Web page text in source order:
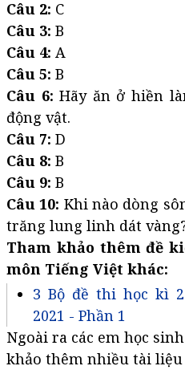
Câu 2: C
Câu 3: B
Câu 4: A
Câu 5: B
Câu 6: Hãy ăn ở hiền
động vật.
Câu 7: D
Câu 8: B
Câu 9: B
Câu 10: Khi nào dòng
trăng lung linh dát
Tham khảo thêm đề
môn Tiếng Việt khác:
3 Bộ đề thi học kì
2021 - Phần 1
Ngoài ra các em học
khảo thêm nhiều tài